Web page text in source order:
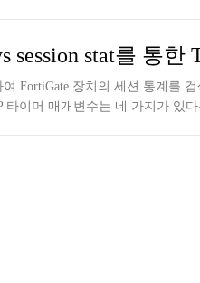
session stat를 통한
여 FortiGate 장치의 세션 통계
이머 매개변수는 네 가지가 있